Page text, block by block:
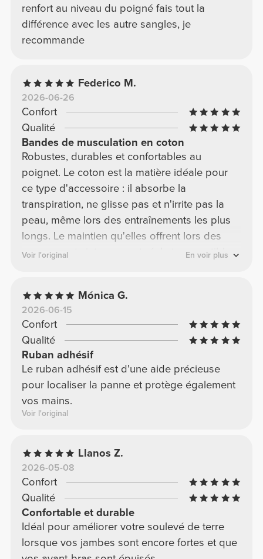
renfort au niveau du poigné fais tout la
différence avec les autre sangles, je
recommande
Federico M.
2026-06-26
Confort
Qualité
Bandes de musculation en coton
Robustes, durables et confortables au
poignet. Le coton est la matière idéale pour
ce type d'accessoire : il absorbe la
transpiration, ne glisse pas et n'irrite pas la
peau, même lors des entraînements les plus
longs. Le maintien qu'elles offrent lors des
mouvements intenses est réel et perceptible.
investissement pour un grand gain à
l'entraînement.
Voir l'original En voir plus
Mónica G.
2026-06-15
Confort
Qualité
Ruban adhésif
Le ruban adhésif est d'une aide précieuse
pour localiser la panne et protège également
vos mains.
Voir l'original
Llanos Z.
2026-05-08
Confort
Qualité
Confortable et durable
Idéal pour améliorer votre soulevé de terre
lorsque vos jambes sont encore fortes et que